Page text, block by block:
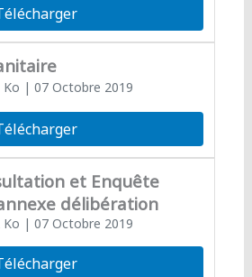
| 07 Octobre 2019
et Enquête
délibération
| 07 Octobre 2019